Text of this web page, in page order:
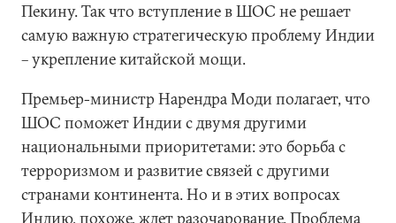
Пекину. Так что вступление в ШОС не решает
самую важную стратегическую проблему Индии
– укрепление китайской мощи.
Премьер-министр Нарендра Моди полагает, что
ШОС поможет Индии с двумя другими
национальными приоритетами: это борьба с
терроризмом и развитие связей с другими
странами континента. Но и в этих вопросах
Индию, похоже, ждет разочарование. Проблема